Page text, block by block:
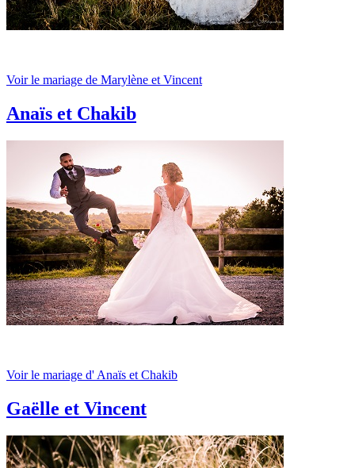
Voir le mariage de Marylène et Vincent
Anaïs et Chakib
Voir le mariage d' Anaïs et Chakib
Gaëlle et Vincent